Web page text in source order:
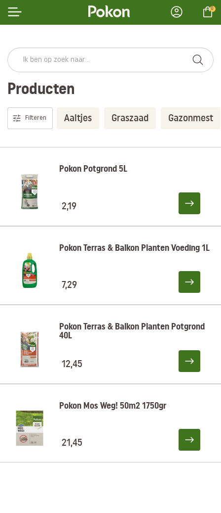
0
Producten
Filteren Aaltjes Graszaad Gazonmest
Pokon Potgrond 5L
2,19
Pokon Terras & Balkon Planten Voeding 1L
7,29
Pokon Terras & Balkon Planten Potgrond
40L
12,45
Pokon Mos Weg! 50m2 1750gr
21,45